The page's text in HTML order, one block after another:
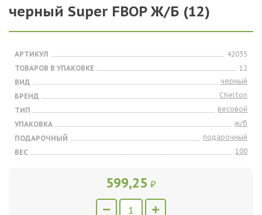
черный Super FBOP Ж/Б (12)
АРТИКУЛ
42035
ТОВАРОВ В УПАКОВКЕ
12
ВИД
черный
БРЕНД
Chelton
ТИП
весовой
УПАКОВКА
ж/б
ПОДАРОЧНЫЙ
подарочный
ВЕС
100
599,25 ₽